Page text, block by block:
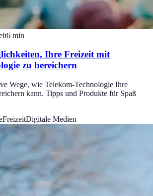
6 min
Ihre Freizeit mit
zu bereichern
Wege, wie Telekom-Technologie Ihre
kann. Tipps und Produkte für Spaß
FreizeitDigitale Medien